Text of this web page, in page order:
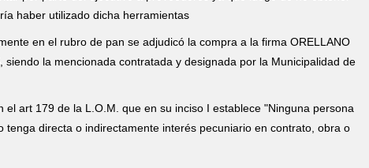
haber utilizado dicha herramientas
en el rubro de pan se adjudicó la compra a la firma ORELLANO
siendo la mencionada contratada y designada por la Municipalidad de
art 179 de la L.O.M. que en su inciso I establece "Ninguna persona
tenga directa o indirectamente interés pecuniario en contrato, obra o